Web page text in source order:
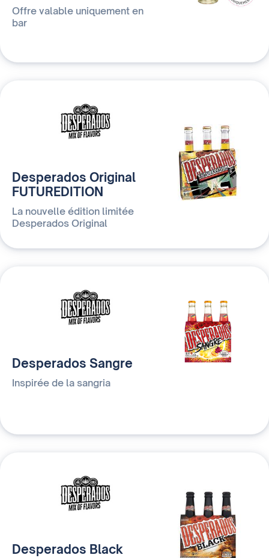
Offre valable uniquement en
bar
Desperados Original
FUTUREDITION
La nouvelle édition limitée
Desperados Original
Desperados Sangre
Inspirée de la sangria
Desperados Black